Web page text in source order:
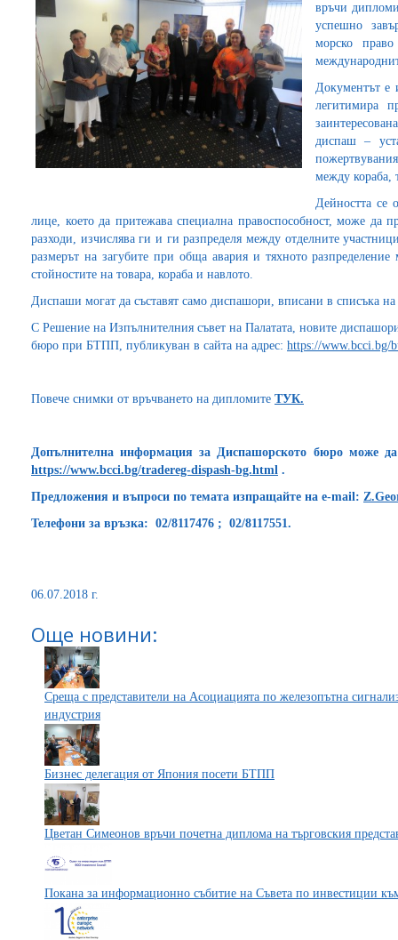
връчи
успешно
морско
Документът е
легитимира
диспаш –
между кораба,
Дейността се
лице, което да притежава специална правоспособност, може да
разходи, изчислява ги и ги разпределя между отделните
размерът на загубите при обща авария и тяхното
стойностите на товара, кораба и навлото.
Диспаши могат да съставят само диспашори, вписани в списъка
С Решение на Изпълнителния съвет на Палатата, новите
бюро при БТПП, публикуван в сайта на адрес: https://www.bcci.bg/
Повече снимки от връчването на дипломите ТУК.
Допълнителна информация за Диспашорското бюро може
https://www.bcci.bg/tradereg-dispash-bg.html .
Предложения и въпроси по темата изпращайте на e-mail:
Телефони за връзка: 02/8117476 ; 02/8117551.
06.07.2018 г.
Още новини:
Среща с представители на Асоциацията по железопътна
индустрия
Бизнес делегация от Япония посети БТПП
Цветан Симеонов връчи почетна диплома на търговския
Покана за информационно събитие на Съвета по инвестиции